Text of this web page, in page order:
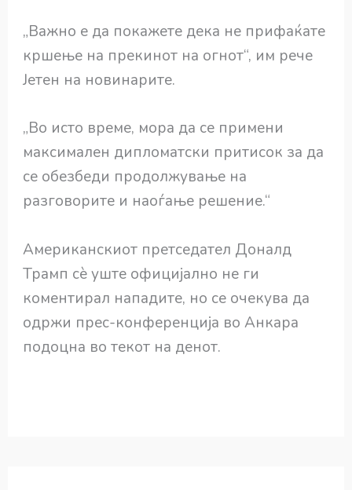
„Важно е да покажете дека не прифаќате
кршење на прекинот на огнот“, им рече
Јетен на новинарите.
„Во исто време, мора да се примени
максимален дипломатски притисок за да
се обезбеди продолжување на
разговорите и наоѓање решение.“
Американскиот претседател Доналд
Трамп сè уште официјално не ги
коментирал нападите, но се очекува да
одржи прес-конференција во Анкара
подоцна во текот на денот.